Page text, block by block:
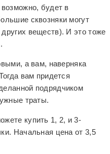
будет в
сквозняки могут
веществ). И это тоже
а вам, наверняка
вам придется
подрядчиком
траты.
купить 1, 2, и 3-
Начальная цена от 3,5